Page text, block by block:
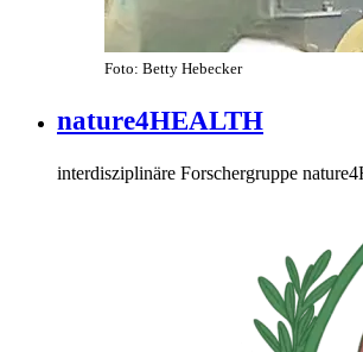
Foto: Betty Hebecker
nature4HEALTH
interdisziplinäre Forschergruppe